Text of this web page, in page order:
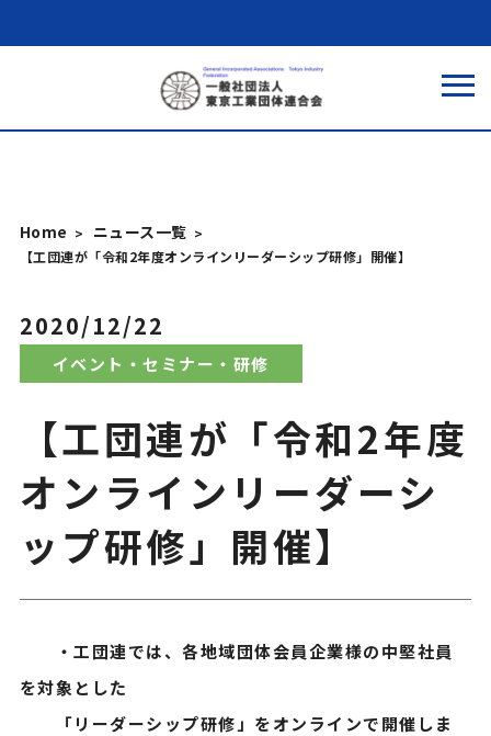
Home ニュース一覧
【工団連が「令和2年度オンラインリーダーシップ研修」開催】
2020/12/22
イベント・セミナー・研修
【工団連が「令和2年度
オンラインリーダーシ
ップ研修」開催】
・工団連では、各地域団体会員企業様の中堅社員
を対象とした
「リーダーシップ研修」をオンラインで開催しま